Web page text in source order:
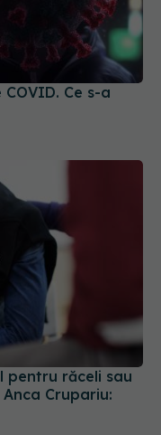
Ce s-a
Crupariu: